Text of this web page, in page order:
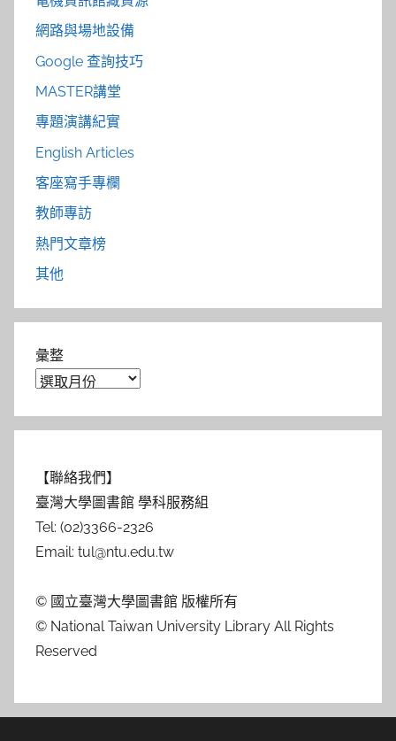
網路與場地設備
Google 查詢技巧
MASTER講堂
專題演講紀實
English Articles
客座寫手專欄
教師專訪
熱門文章榜
其他
彙整
【聯絡我們】
臺灣大學圖書館 學科服務組
Tel: (02)3366-2326
Email: tul@ntu.edu.tw
© 國立臺灣大學圖書館 版權所有
© National Taiwan University Library All Rights
Reserved